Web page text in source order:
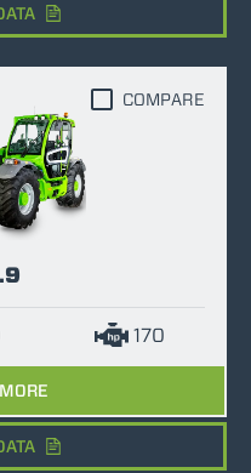
170
COMPARE